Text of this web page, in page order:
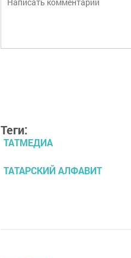
Теги:
ТАТМЕДИА
ТАТАРСКИЙ АЛФАВИТ